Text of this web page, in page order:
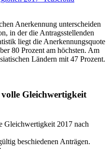
Anerkennung unterscheiden
in der die Antragsstellenden
liegt die Anerkennungsquote
80 Prozent am höchsten. Am
Ländern mit 47 Prozent.
Gleichwertigkeit
beschiedenen Anträgen.